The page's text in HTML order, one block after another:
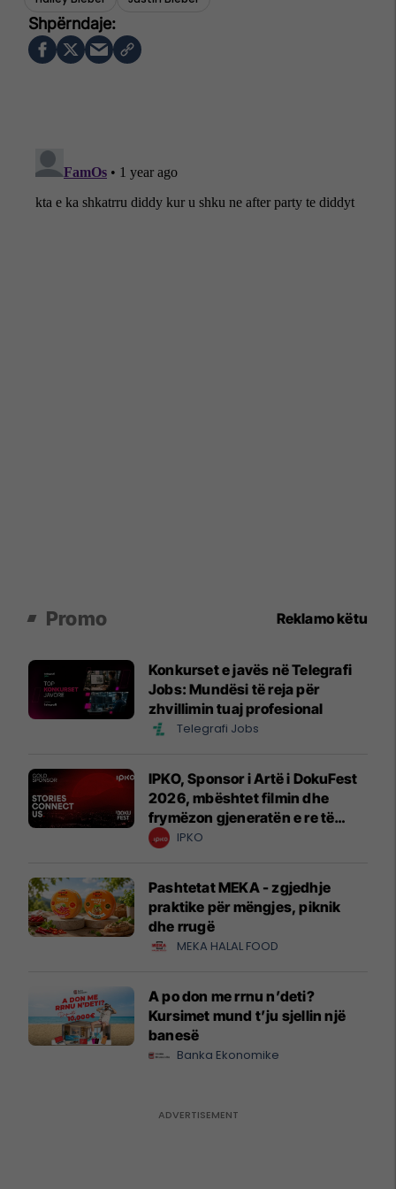
Promo Reklamo këtu
Konkurset e javës në Telegrafi
Jobs: Mundësi të reja për
zhvillimin tuaj profesional
Telegrafi Jobs
IPKO, Sponsor i Artë i DokuFest
2026, mbështet filmin dhe
frymëzon gjeneratën e re të
krijuesve
IPKO
Pashtetat MEKA - zgjedhje
praktike për mëngjes, piknik
dhe rrugë
MEKA HALAL FOOD
A po don me rrnu n’deti?
Kursimet mund t’ju sjellin një
banesë
Banka Ekonomike